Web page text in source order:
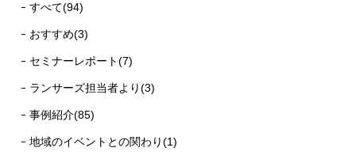
すべて(94)
おすすめ(3)
セミナーレポート(7)
ランサーズ担当者より(3)
事例紹介(85)
地域のイベントとの関わり(1)